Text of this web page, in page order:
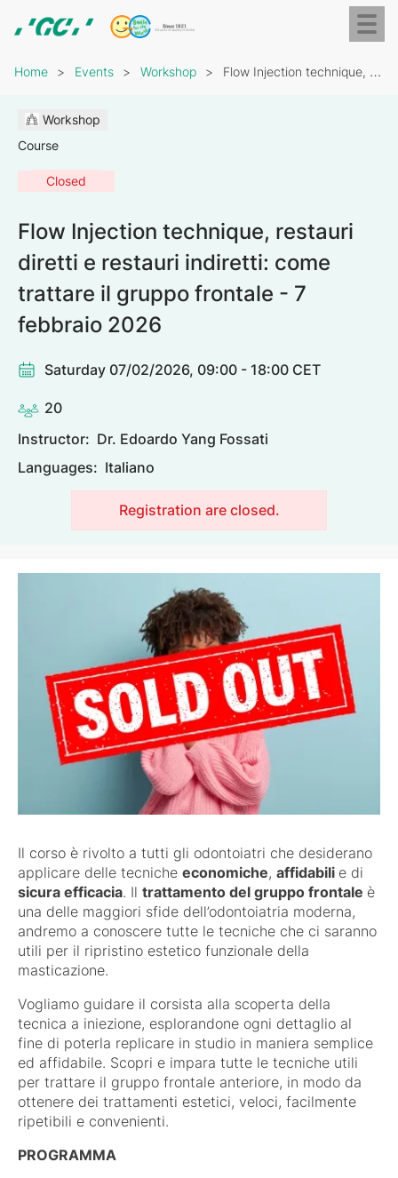
content
Europe
Breadcrumb
Home Events Workshop Flow Injection technique, restauri diretti e restauri indiretti:…
Workshop
Course
Closed
Flow Injection technique, restauri
diretti e restauri indiretti: come
trattare il gruppo frontale - 7
febbraio 2026
Saturday 07/02/2026, 09:00 - 18:00 CET
20
Instructor: Dr. Edoardo Yang Fossati
Languages: Italiano
Registration are closed.
Il corso è rivolto a tutti gli odontoiatri che desiderano
applicare delle tecniche economiche, affidabili e di
sicura efficacia. Il trattamento del gruppo frontale è
una delle maggiori sfide dell’odontoiatria moderna,
andremo a conoscere tutte le tecniche che ci saranno
utili per il ripristino estetico funzionale della
masticazione.
Vogliamo guidare il corsista alla scoperta della
tecnica a iniezione, esplorandone ogni dettaglio al
fine di poterla replicare in studio in maniera semplice
ed affidabile. Scopri e impara tutte le tecniche utili
per trattare il gruppo frontale anteriore, in modo da
ottenere dei trattamenti estetici, veloci, facilmente
ripetibili e convenienti.
PROGRAMMA